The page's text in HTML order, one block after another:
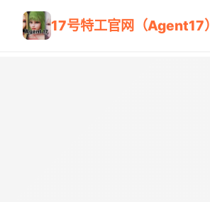
17号特工官网（Agent17）